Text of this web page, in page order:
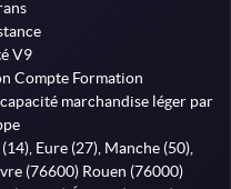
V9
Compte Formation
marchandise léger par
Eure (27), Manche (50),
(76600) Rouen (76000)